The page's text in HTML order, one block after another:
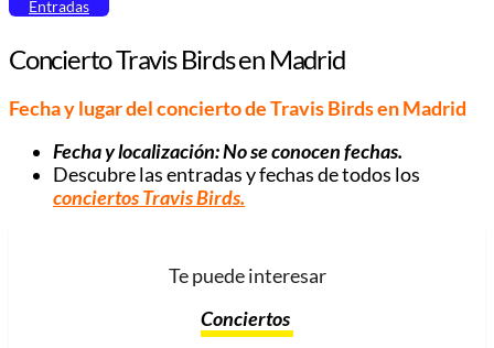
Entradas
Concierto Travis Birds en Madrid
Fecha y lugar del concierto de Travis Birds en Madrid
Fecha y localización: No se conocen fechas.
Descubre las entradas y fechas de todos los
conciertos Travis Birds.
Te puede interesar
Conciertos